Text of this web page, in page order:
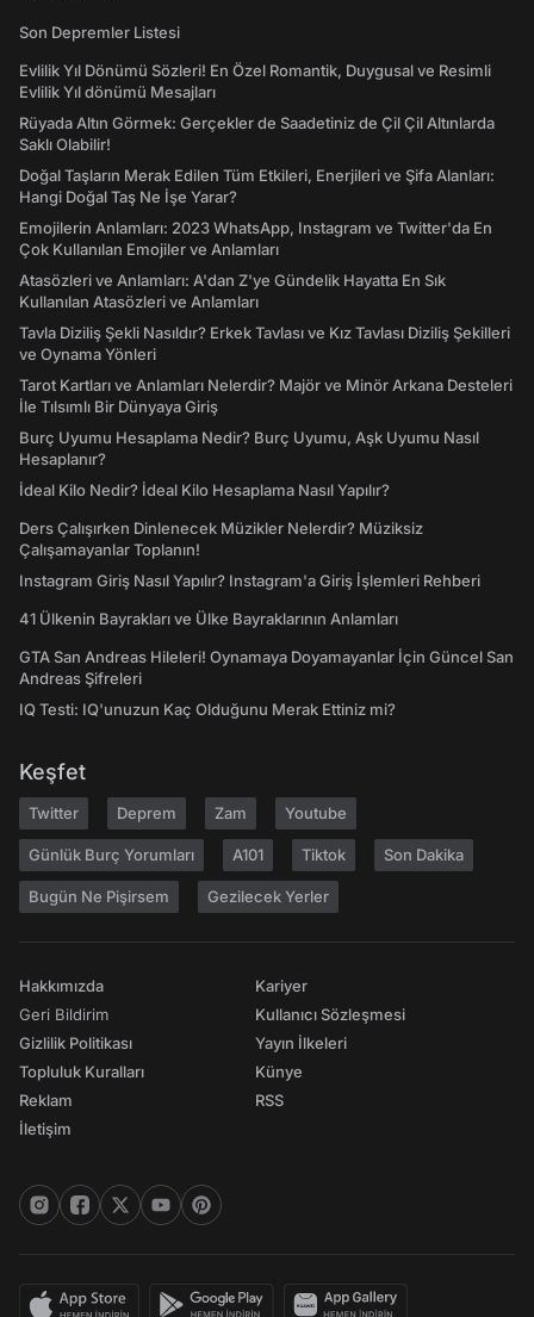
Son Depremler Listesi
Evlilik Yıl Dönümü Sözleri! En Özel Romantik, Duygusal ve Resimli
Evlilik Yıl dönümü Mesajları
Rüyada Altın Görmek: Gerçekler de Saadetiniz de Çil Çil Altınlarda
Saklı Olabilir!
Doğal Taşların Merak Edilen Tüm Etkileri, Enerjileri ve Şifa Alanları:
Hangi Doğal Taş Ne İşe Yarar?
Emojilerin Anlamları: 2023 WhatsApp, Instagram ve Twitter'da En
Çok Kullanılan Emojiler ve Anlamları
Atasözleri ve Anlamları: A'dan Z'ye Gündelik Hayatta En Sık
Kullanılan Atasözleri ve Anlamları
Tavla Diziliş Şekli Nasıldır? Erkek Tavlası ve Kız Tavlası Diziliş Şekilleri
ve Oynama Yönleri
Tarot Kartları ve Anlamları Nelerdir? Majör ve Minör Arkana Desteleri
İle Tılsımlı Bir Dünyaya Giriş
Burç Uyumu Hesaplama Nedir? Burç Uyumu, Aşk Uyumu Nasıl
Hesaplanır?
İdeal Kilo Nedir? İdeal Kilo Hesaplama Nasıl Yapılır?
Ders Çalışırken Dinlenecek Müzikler Nelerdir? Müziksiz
Çalışamayanlar Toplanın!
Instagram Giriş Nasıl Yapılır? Instagram'a Giriş İşlemleri Rehberi
41 Ülkenin Bayrakları ve Ülke Bayraklarının Anlamları
GTA San Andreas Hileleri! Oynamaya Doyamayanlar İçin Güncel San
Andreas Şifreleri
IQ Testi: IQ'unuzun Kaç Olduğunu Merak Ettiniz mi?
Keşfet
Twitter Deprem Zam Youtube
Günlük Burç Yorumları A101 Tiktok Son Dakika
Bugün Ne Pişirsem Gezilecek Yerler
Hakkımızda
Geri Bildirim
Gizlilik Politikası
Topluluk Kuralları
Reklam
İletişim
Kariyer
Kullanıcı Sözleşmesi
Yayın İlkeleri
Künye
RSS